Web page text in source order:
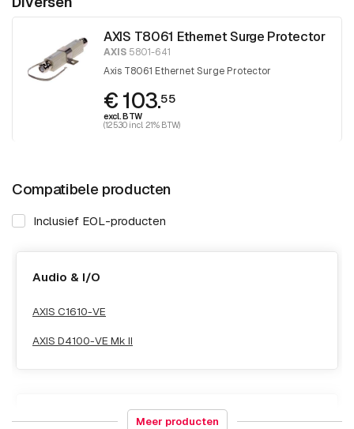
AXIS T8061 Ethernet Surge Protector
AXIS 5801-641
Axis T8061 Ethernet Surge Protector
€ 103.55
excl. BTW
(125.30 incl. 21% BTW)
Compatibele producten
Inclusief EOL-producten
Audio & I/O
AXIS C1610-VE
AXIS D4100-VE Mk II
Behuizing & MastenMeer producten